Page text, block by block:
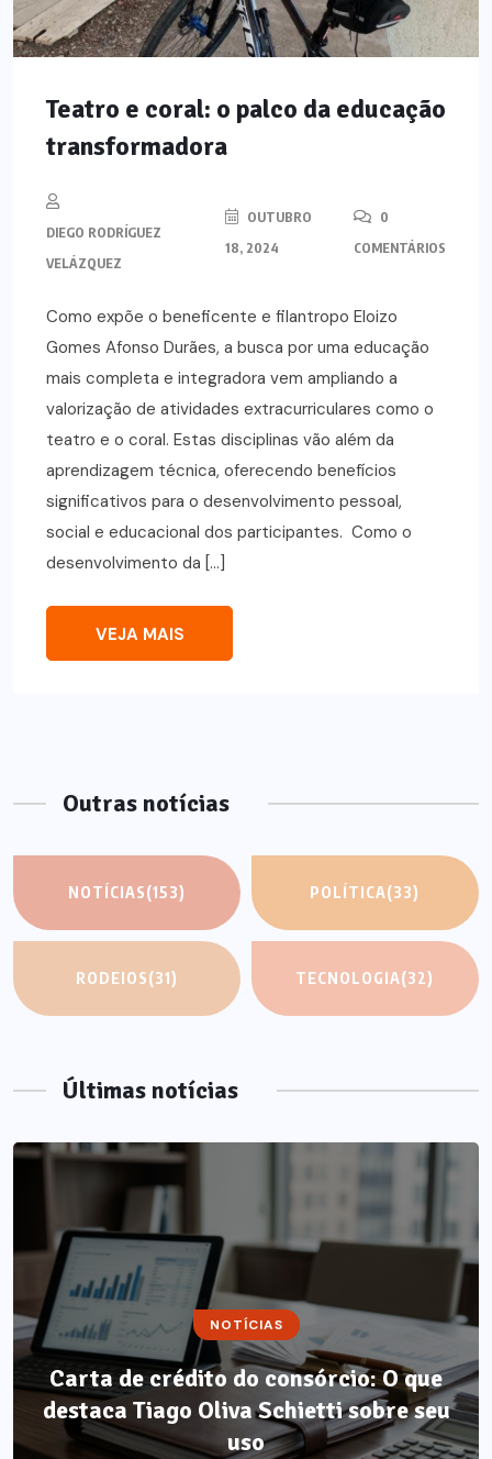
Teatro e coral: o palco da educação
transformadora
DIEGO RODRÍGUEZ
VELÁZQUEZ
OUTUBRO
18, 2024
0
COMENTÁRIOS
Como expõe o beneficente e filantropo Eloizo
Gomes Afonso Durães, a busca por uma educação
mais completa e integradora vem ampliando a
valorização de atividades extracurriculares como o
teatro e o coral. Estas disciplinas vão além da
aprendizagem técnica, oferecendo benefícios
significativos para o desenvolvimento pessoal,
social e educacional dos participantes. Como o
desenvolvimento da […]
VEJA MAIS
Outras notícias
NOTÍCIAS(153) POLÍTICA(33)
RODEIOS(31) TECNOLOGIA(32)
Últimas notícias
NOTÍCIAS
Carta de crédito do consórcio: O que
destaca Tiago Oliva Schietti sobre seu
uso